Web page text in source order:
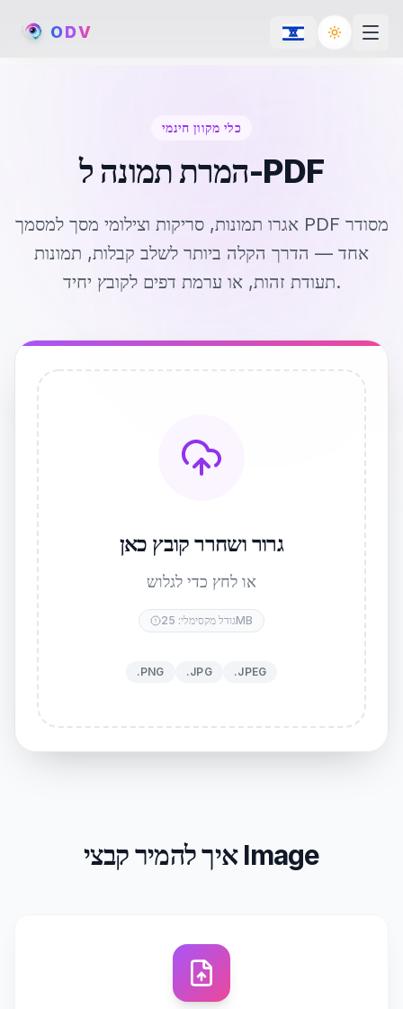
ODV Toggle
כלי מקוון חינמי
המרת תמונה ל-PDF
אגרו תמונות, סריקות וצילומי מסך למסמך PDF מסודר
אחד — הדרך הקלה ביותר לשלב קבלות, תמונות
תעודת זהות, או ערמת דפים לקובץ יחיד.
גרור ושחרר קובץ כאן
או לחץ כדי לגלוש
גודל מקסימלי: 25MB
.PNG .JPG .JPEG
איך להמיר קבצי Image